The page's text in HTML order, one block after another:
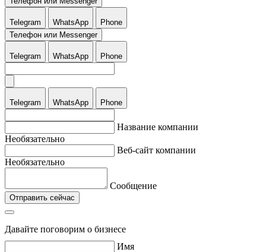
Telegram WhatsApp
Phone
Телефон или Messenger
Telegram WhatsApp Phone
Telegram WhatsApp Phone
Название компании
Необязательно
Веб-сайт компании
Необязательно
Сообщение
Отправить сейчас
Давайте поговорим о бизнесе
Имя